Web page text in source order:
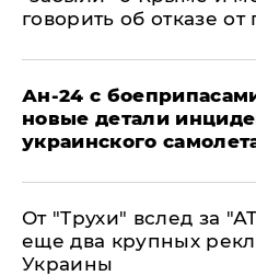
говорить об отказе от
Ан-24 с
новые детали
украинского
От "Трухи" вслед за
еще два крупных
Украины